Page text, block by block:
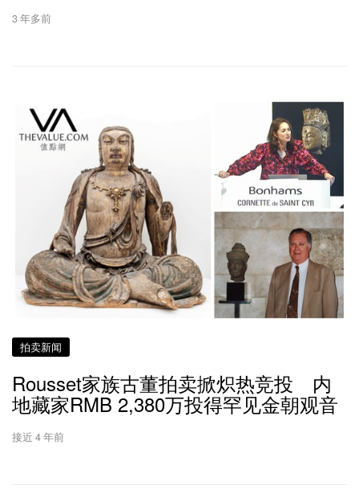
3 年多前
拍卖新闻
Rousset家族古董拍卖掀炽热竞投 内
地藏家RMB 2,380万投得罕见金朝观音
接近 4 年前